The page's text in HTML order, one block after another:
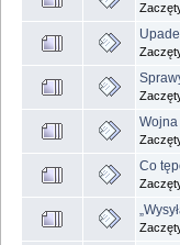
Wojna
Co